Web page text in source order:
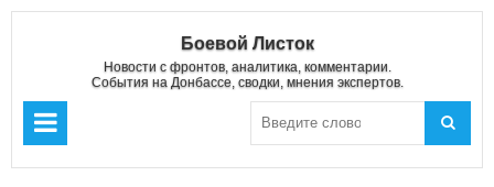
Боевой Листок
Новости с фронтов, аналитика, комментарии.
События на Донбассе, сводки, мнения экспертов.